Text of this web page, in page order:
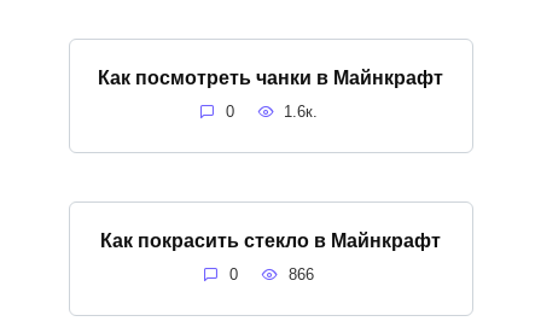
Как посмотреть чанки в Майнкрафт
0 1.6к.
Как покрасить стекло в Майнкрафт
0 866